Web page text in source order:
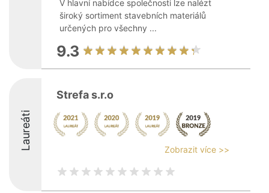
V hlavní nabídce společnosti lze nalézt
široký sortiment stavebních materiálů
určených pro všechny ...
9.3
Laureáti
Strefa s.r.o
Zobrazit více >>